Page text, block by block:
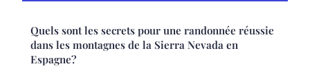
Quels sont les secrets pour une randonnée réussie
dans les montagnes de la Sierra Nevada en
Espagne?